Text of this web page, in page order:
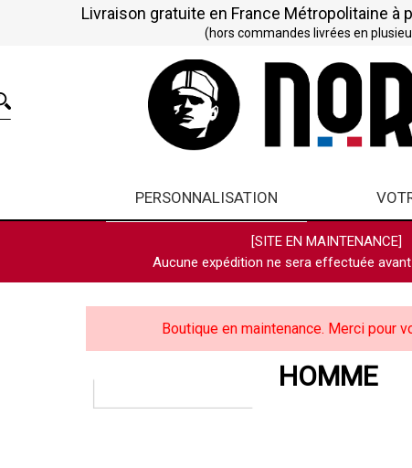
Livraison gratuite en France Métropolitaine à
(hors commandes livrées en
PERSONNALISATION
[SITE EN MAINTENANCE]
Aucune expédition ne sera effectuée
Boutique en maintenance. Merci pour
HOMME